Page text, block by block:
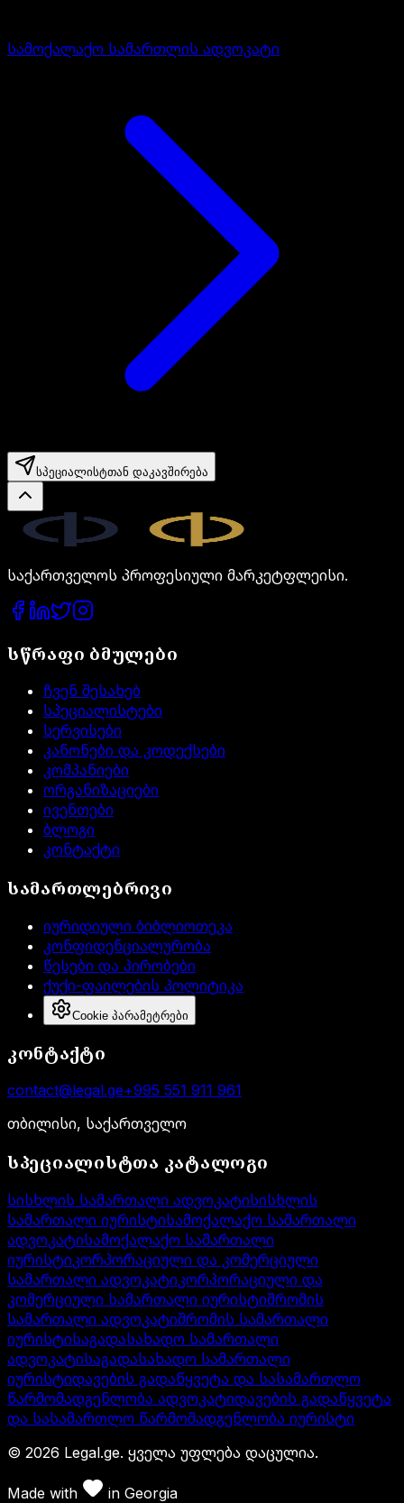
სამოქალაქო სამართლის ადვოკატი
სპეციალისტთან დაკავშირება
საქართველოს პროფესიული მარკეტფლეისი.
სწრაფი ბმულები
ჩვენ შესახებ
სპეციალისტები
სერვისები
კანონები და კოდექსები
კომპანიები
ორგანიზაციები
ივენთები
ბლოგი
კონტაქტი
სამართლებრივი
იურიდიული ბიბლიოთეკა
კონფიდენციალურობა
წესები და პირობები
ქუქი-ფაილების პოლიტიკა
Cookie პარამეტრები
კონტაქტი
contact@legal.ge+995 551 911 961
თბილისი, საქართველო
სპეციალისტთა კატალოგი
სისხლის სამართალი ადვოკატისისხლის
სამართალი იურისტისამოქალაქო სამართალი
ადვოკატისამოქალაქო სამართალი
იურისტიკორპორაციული და კომერციული
სამართალი ადვოკატიკორპორაციული და
კომერციული სამართალი იურისტიშრომის
სამართალი ადვოკატიშრომის სამართალი
იურისტისაგადასახადო სამართალი
ადვოკატისაგადასახადო სამართალი
იურისტიდავების გადაწყვეტა და სასამართლო
წარმომადგენლობა ადვოკატიდავების გადაწყვეტა
და სასამართლო წარმომადგენლობა იურისტი
© 2026 Legal.ge. ყველა უფლება დაცულია.
Made with in Georgia